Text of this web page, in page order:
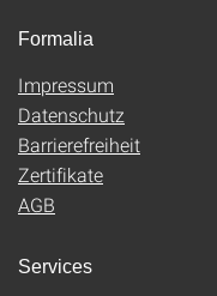
Formalia
Impressum
Datenschutz
Barrierefreiheit
Zertifikate
AGB
Services